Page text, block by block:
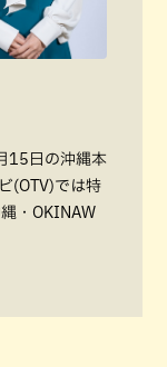
15日の沖縄本
(OTV)では特
・OKINAW